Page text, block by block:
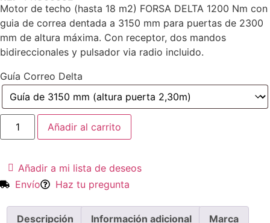
Motor de techo (hasta 18 m2) FORSA DELTA 1200 Nm con
guia de correa dentada a 3150 mm para puertas de 2300
mm de altura máxima. Con receptor, dos mandos
bidireccionales y pulsador via radio incluido.
Guía Correo Delta
Añadir al carrito
Añadir a mi lista de deseos
Envío
Haz tu pregunta
Descripción Información adicional Marca